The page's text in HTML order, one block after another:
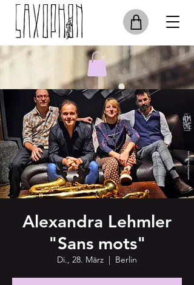
Alexandra Lehmler
"Sans mots"
Di., 28. März
  |
Berlin